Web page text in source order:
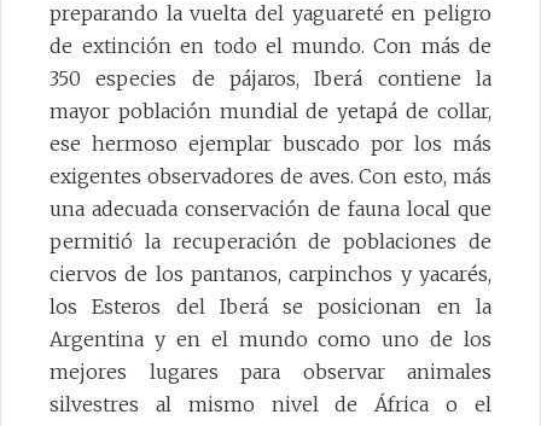
preparando la vuelta del yaguareté en peligro
de extinción en todo el mundo. Con más de
350 especies de pájaros, Iberá contiene la
mayor población mundial de yetapá de collar,
ese hermoso ejemplar buscado por los más
exigentes observadores de aves. Con esto, más
una adecuada conservación de fauna local que
permitió la recuperación de poblaciones de
ciervos de los pantanos, carpinchos y yacarés,
los Esteros del Iberá se posicionan en la
Argentina y en el mundo como uno de los
mejores lugares para observar animales
silvestres al mismo nivel de África o el